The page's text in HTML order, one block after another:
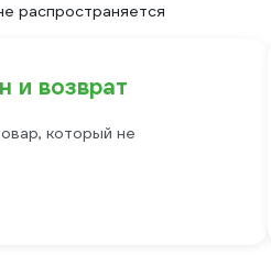
распространяется
и возврат
который не